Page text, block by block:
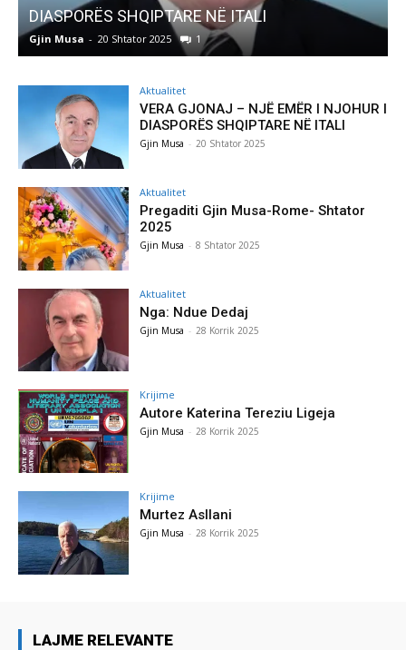
Pregaditi Gjin Musa-Rome- Shtator 2025
Gjin Musa - 8 Shtator 2025
Aktualitet
VERA GJONAJ – NJË EMËR I NJOHUR I
DIASPORËS SHQIPTARE NË ITALI
Gjin Musa - 20 Shtator 2025
Aktualitet
Pregaditi Gjin Musa-Rome- Shtator
2025
Gjin Musa - 8 Shtator 2025
Aktualitet
Nga: Ndue Dedaj
Gjin Musa - 28 Korrik 2025
Krijime
Autore Katerina Tereziu Ligeja
Gjin Musa - 28 Korrik 2025
Krijime
Murtez Asllani
Gjin Musa - 28 Korrik 2025
LAJME RELEVANTE